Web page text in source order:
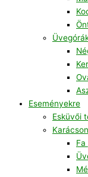
Eseményekre
Esküvői